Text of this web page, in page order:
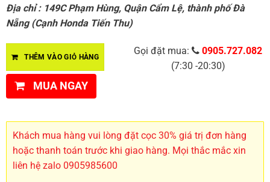
Địa chỉ : 149C Phạm Hùng, Quận Cẩm Lệ, thành phố Đà
Nẵng (Cạnh Honda Tiến Thu)
THÊM VÀO GIỎ HÀNG
MUA NGAY
Gọi đặt mua:
0905.727.082
(7:30 -20:30)
Khách mua hàng vui lòng đặt cọc 30% giá trị đơn hàng
hoặc thanh toán trước khi giao hàng. Mọi thắc mắc xin
liên hệ zalo 0905985600